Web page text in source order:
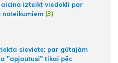
izteikt viedokli par
noteikumiem (3)
sieviete; par gūtajām
"apjautusi" tikai pēc